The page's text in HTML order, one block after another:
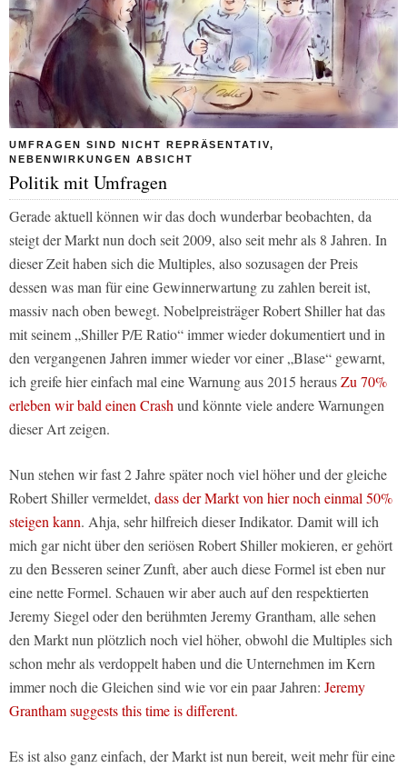
UMFRAGEN SIND NICHT REPRÄSENTATIV,
NEBENWIRKUNGEN ABSICHT
Politik mit Umfragen
Gerade aktuell können wir das doch wunderbar beobachten, da
steigt der Markt nun doch seit 2009, also seit mehr als 8 Jahren. In
dieser Zeit haben sich die Multiples, also sozusagen der Preis
dessen was man für eine Gewinnerwartung zu zahlen bereit ist,
massiv nach oben bewegt. Nobelpreisträger Robert Shiller hat das
mit seinem „Shiller P/E Ratio“ immer wieder dokumentiert und in
den vergangenen Jahren immer wieder vor einer „Blase“ gewarnt,
ich greife hier einfach mal eine Warnung aus 2015 herausZu 70%
erleben wir bald einen Crash und könnte viele andere Warnungen
dieser Art zeigen.
Nun stehen wir fast 2 Jahre später noch viel höher und der gleiche
Robert Shiller vermeldet, dass der Markt von hier noch einmal 50%
steigen kann. Ahja, sehr hilfreich dieser Indikator. Damit will ich
mich gar nicht über den seriösen Robert Shiller mokieren, er gehört
zu den Besseren seiner Zunft, aber auch diese Formel ist eben nur
eine nette Formel. Schauen wir aber auch auf den respektierten
Jeremy Siegel oder den berühmten Jeremy Grantham, alle sehen
den Markt nun plötzlich noch viel höher, obwohl die Multiples sich
schon mehr als verdoppelt haben und die Unternehmen im Kern
immer noch die Gleichen sind wie vor ein paar Jahren: Jeremy
Grantham suggests this time is different.
Es ist also ganz einfach, der Markt ist nun bereit, weit mehr für eine